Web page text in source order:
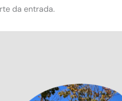
da entrada.